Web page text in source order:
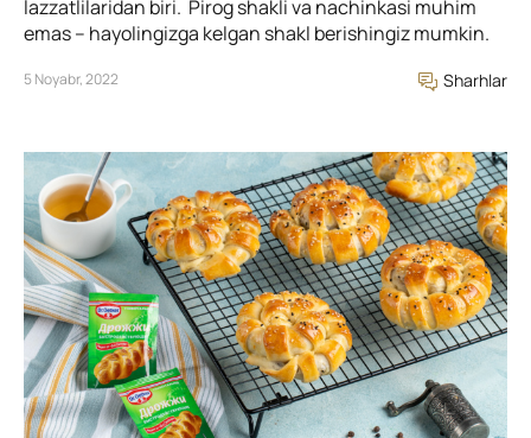
lazzatlilaridan biri. Pirog shakli va nachinkasi muhim
emas – hayolingizga kelgan shakl berishingiz mumkin.
5 Noyabr, 2022 Sharhlar